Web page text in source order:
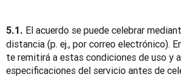
5.1. El acuerdo se puede celebrar
distancia (p. ej., por correo electrónico).
te remitirá a estas condiciones de uso y
especificaciones del servicio antes de